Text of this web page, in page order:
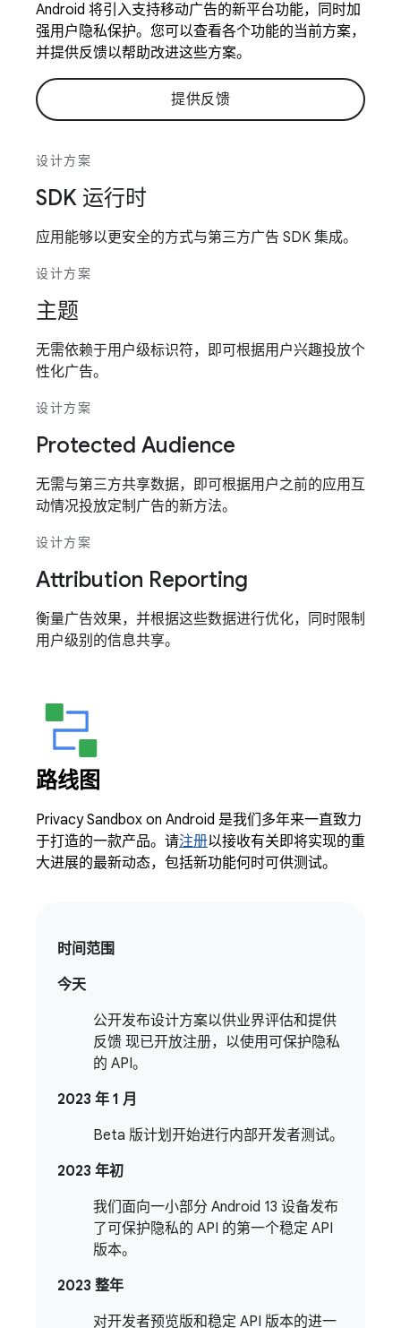
Android 将引入支持移动广告的新平台功能，同时加
强用户隐私保护。您可以查看各个功能的当前方案，
并提供反馈以帮助改进这些方案。
提供反馈
设计方案
SDK 运行时
应用能够以更安全的方式与第三方广告 SDK 集成。
设计方案
主题
无需依赖于用户级标识符，即可根据用户兴趣投放个
性化广告。
设计方案
Protected Audience
无需与第三方共享数据，即可根据用户之前的应用互
动情况投放定制广告的新方法。
设计方案
Attribution Reporting
衡量广告效果，并根据这些数据进行优化，同时限制
用户级别的信息共享。
路线图
Privacy Sandbox on Android 是我们多年来一直致力
于打造的一款产品。请注册以接收有关即将实现的重
大进展的最新动态，包括新功能何时可供测试。
时间范围
今天
公开发布设计方案以供业界评估和提供
反馈 现已开放注册，以使用可保护隐私
的 API。
2023 年 1 月
Beta 版计划开始进行内部开发者测试。
2023 年初
我们面向一小部分 Android 13 设备发布
了可保护隐私的 API 的第一个稳定 API
版本。
2023 整年
对开发者预览版和稳定 API 版本的进一